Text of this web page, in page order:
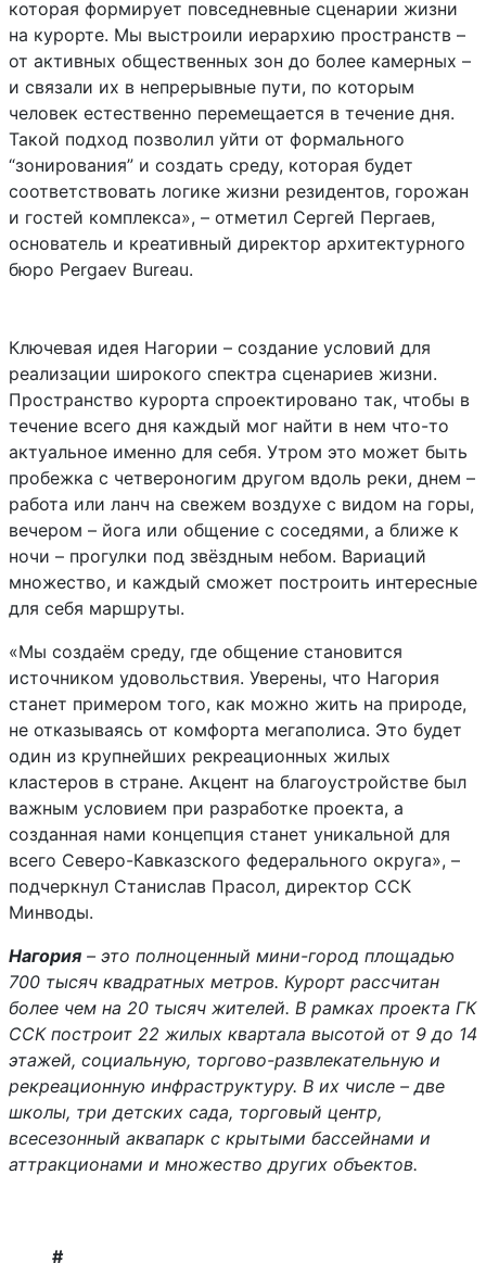
которая формирует повседневные сценарии жизни
на курорте. Мы выстроили иерархию пространств –
от активных общественных зон до более камерных –
и связали их в непрерывные пути, по которым
человек естественно перемещается в течение дня.
Такой подход позволил уйти от формального
“зонирования” и создать среду, которая будет
соответствовать логике жизни резидентов, горожан
и гостей комплекса», – отметил Сергей Пергаев,
основатель и креативный директор архитектурного
бюро Pergaev Bureau.
Ключевая идея Нагории – создание условий для
реализации широкого спектра сценариев жизни.
Пространство курорта спроектировано так, чтобы в
течение всего дня каждый мог найти в нем что-то
актуальное именно для себя. Утром это может быть
пробежка с четвероногим другом вдоль реки, днем –
работа или ланч на свежем воздухе с видом на горы,
вечером – йога или общение с соседями, а ближе к
ночи – прогулки под звёздным небом. Вариаций
множество, и каждый сможет построить интересные
для себя маршруты.
«Мы создаём среду, где общение становится
источником удовольствия. Уверены, что Нагория
станет примером того, как можно жить на природе,
не отказываясь от комфорта мегаполиса. Это будет
один из крупнейших рекреационных жилых
кластеров в стране. Акцент на благоустройстве был
важным условием при разработке проекта, а
созданная нами концепция станет уникальной для
всего Северо-Кавказского федерального округа», –
подчеркнул Станислав Прасол, директор ССК
Минводы.
Нагория – это полноценный мини-город площадью
700 тысяч квадратных метров. Курорт рассчитан
более чем на 20 тысяч жителей. В рамках проекта ГК
ССК построит 22 жилых квартала высотой от 9 до 14
этажей, социальную, торгово-развлекательную и
рекреационную инфраструктуру. В их числе – две
школы, три детских сада, торговый центр,
всесезонный аквапарк с крытыми бассейнами и
аттракционами и множество других объектов.
#